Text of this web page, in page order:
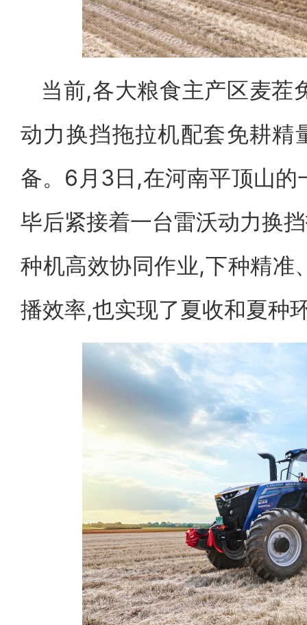
当前,各大粮食主产区麦茬
动力换挡拖拉机配套免耕精
备。6月3日,在河南平顶山
毕后紧接着一台雷沃动力换
种机高效协同作业,下种精准
播效率,也实现了夏收和夏种